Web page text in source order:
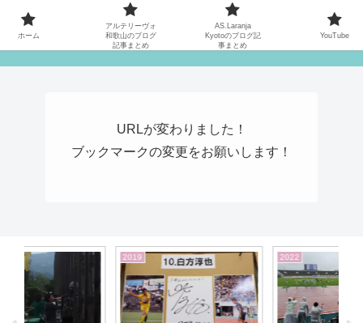
MATYの関西サッカーリーグ応援日記
URLが変わりました！
ブックマークの変更をお願いします！
2022 2020
ホーム
アルテリーヴォ
和歌山のブログ
記事まとめ
AS.Laranja
Kyotoのブログ記
事まとめ
YouTube